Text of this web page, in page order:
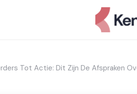
Tot Actie: Dit Zijn De Afspraken